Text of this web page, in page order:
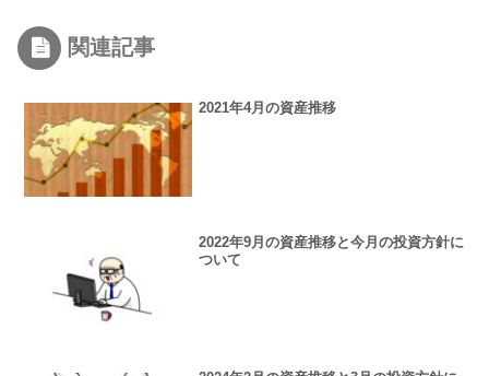
関連記事
2021年4月の資産推移
2022年9月の資産推移と今月の投資方針に
ついて